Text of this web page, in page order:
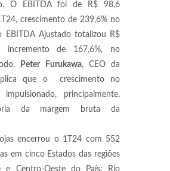
O EBITDA foi de R$ 98,6
crescimento de 239,6% no
EBITDA Ajustado totalizou R$
incremento de 167,6%, no
Peter Furukawa, CEO da
que o crescimento no
principalmente,
da margem bruta da
encerrou o 1T24 com 552
em cinco Estados das regiões
e Centro-Oeste do País: Rio